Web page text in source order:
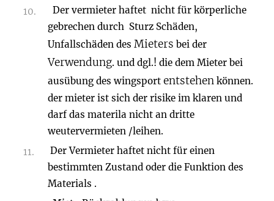
Der vermieter haftet nicht für körperliche
gebrechen durch Sturz Schäden,
Unfallschäden des Mieters bei der
Verwendung. und dgl.! die dem Mieter bei
ausübung des wingsport entstehen können.
der mieter ist sich der risike im klaren und
darf das materila nicht an dritte
weutervermieten /leihen.
Der Vermieter haftet nicht für einen
bestimmten Zustand oder die Funktion des
Materials .